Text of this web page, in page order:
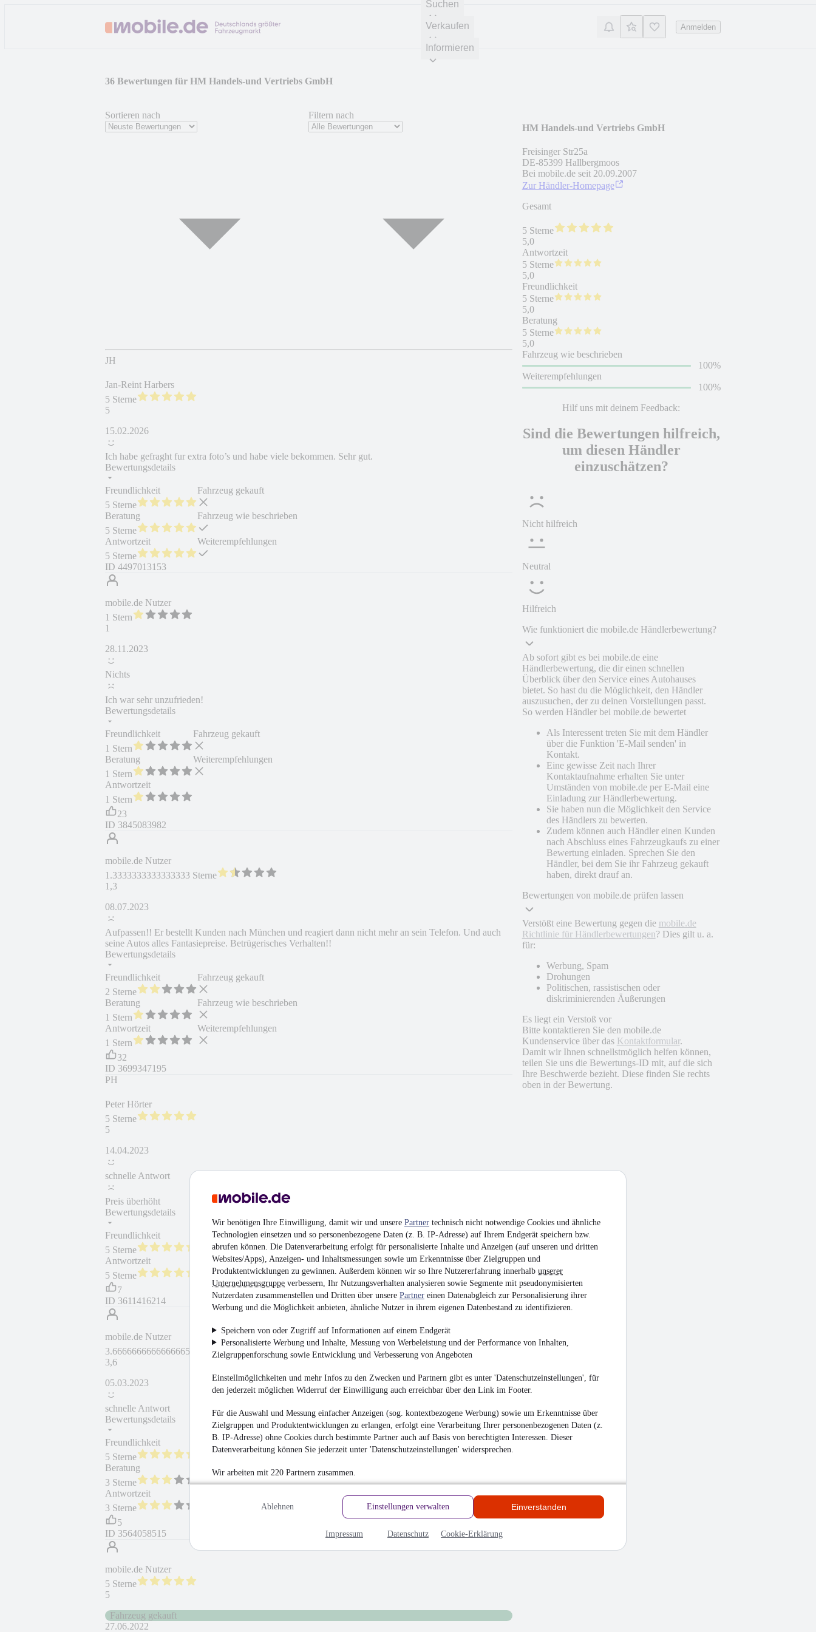
Wir benötigen Ihre Einwilligung, damit wir und unsere Partner technisch nicht notwendige Cookies und ähnliche
Technologien einsetzen und so personenbezogene Daten (z. B. IP-Adresse) auf Ihrem Endgerät speichern bzw.
abrufen können. Die Datenverarbeitung erfolgt für personalisierte Inhalte und Anzeigen (auf unseren und dritten
Websites/Apps), Anzeigen- und Inhaltsmessungen sowie um Erkenntnisse über Zielgruppen und
Produktentwicklungen zu gewinnen. Außerdem können wir so Ihre Nutzererfahrung innerhalb unserer
Unternehmensgruppe verbessern, Ihr Nutzungsverhalten analysieren sowie Segmente mit pseudonymisierten
Nutzerdaten zusammenstellen und Dritten über unsere Partner einen Datenabgleich zur Personalisierung ihrer
Werbung und die Möglichkeit anbieten, ähnliche Nutzer in ihrem eigenen Datenbestand zu identifizieren.
Speichern von oder Zugriff auf Informationen auf einem Endgerät
Personalisierte Werbung und Inhalte, Messung von Werbeleistung und der Performance von Inhalten,
Zielgruppenforschung sowie Entwicklung und Verbesserung von Angeboten
Einstellmöglichkeiten und mehr Infos zu den Zwecken und Partnern gibt es unter 'Datenschutzeinstellungen', für
den jederzeit möglichen Widerruf der Einwilligung auch erreichbar über den Link im Footer.
Für die Auswahl und Messung einfacher Anzeigen (sog. kontextbezogene Werbung) sowie um Erkenntnisse über
Zielgruppen und Produktentwicklungen zu erlangen, erfolgt eine Verarbeitung Ihrer personenbezogenen Daten (z.
B. IP-Adresse) ohne Cookies durch bestimmte Partner auch auf Basis von berechtigten Interessen. Dieser
Datenverarbeitung können Sie jederzeit unter 'Datenschutzeinstellungen' widersprechen.
Wir arbeiten mit 220 Partnern zusammen.
Ablehnen Einstellungen verwalten Einverstanden
Impressum Datenschutz Cookie-Erklärung
Suchen
Verkaufen
Informieren
Anmelden
36 Bewertungen für HM Handels-und Vertriebs GmbH
Sortieren nach Filtern nach
JH
Jan-Reint Harbers
5 Sterne
5
15.02.2026
Ich habe gefraght fur extra foto’s und habe viele bekommen. Sehr gut.
Bewertungsdetails
Freundlichkeit
5 Sterne
Beratung
5 Sterne
Antwortzeit
5 Sterne
Fahrzeug gekauft
Fahrzeug wie beschrieben
Weiterempfehlungen
ID 4497013153
mobile.de Nutzer
1 Stern
1
28.11.2023
Nichts
Ich war sehr unzufrieden!
Bewertungsdetails
Freundlichkeit
1 Stern
Beratung
1 Stern
Antwortzeit
1 Stern
Fahrzeug gekauft
Weiterempfehlungen
23
ID 3845083982
mobile.de Nutzer
1.3333333333333333 Sterne
1,3
08.07.2023
Aufpassen!! Er bestellt Kunden nach München und reagiert dann nicht mehr an sein Telefon. Und auch
seine Autos alles Fantasiepreise. Betrügerisches Verhalten!!
Bewertungsdetails
Freundlichkeit
2 Sterne
Beratung
1 Stern
Antwortzeit
1 Stern
Fahrzeug gekauft
Fahrzeug wie beschrieben
Weiterempfehlungen
32
ID 3699347195
PH
Peter Hörter
5 Sterne
5
14.04.2023
schnelle Antwort
Preis überhöht
Bewertungsdetails
Freundlichkeit
5 Sterne
Antwortzeit
5 Sterne
Fahrzeug gekauft
7
ID 3611416214
mobile.de Nutzer
3.6666666666666665 Sterne
3,6
05.03.2023
schnelle Antwort
Bewertungsdetails
Freundlichkeit
5 Sterne
Beratung
3 Sterne
Antwortzeit
3 Sterne
Fahrzeug gekauft
5
ID 3564058515
mobile.de Nutzer
5 Sterne
5
Fahrzeug gekauft
27.06.2022
HM Handels-und Vertriebs GmbH
Freisinger Str25a
DE-85399 Hallbergmoos
Bei mobile.de seit 20.09.2007
Zur Händler-Homepage
Gesamt
5 Sterne
5,0
Antwortzeit
5 Sterne
5,0
Freundlichkeit
5 Sterne
5,0
Beratung
5 Sterne
5,0
Fahrzeug wie beschrieben
100%
Weiterempfehlungen
100%
Hilf uns mit deinem Feedback:
Sind die Bewertungen hilfreich,
um diesen Händler
einzuschätzen?
Nicht hilfreich
Neutral
Hilfreich
Wie funktioniert die mobile.de Händlerbewertung?
Ab sofort gibt es bei mobile.de eine
Händlerbewertung, die dir einen schnellen
Überblick über den Service eines Autohauses
bietet. So hast du die Möglichkeit, den Händler
auszusuchen, der zu deinen Vorstellungen passt.
So werden Händler bei mobile.de bewertet
Als Interessent treten Sie mit dem Händler
über die Funktion 'E-Mail senden' in
Kontakt.
Eine gewisse Zeit nach Ihrer
Kontaktaufnahme erhalten Sie unter
Umständen von mobile.de per E-Mail eine
Einladung zur Händlerbewertung.
Sie haben nun die Möglichkeit den Service
des Händlers zu bewerten.
Zudem können auch Händler einen Kunden
nach Abschluss eines Fahrzeugkaufs zu einer
Bewertung einladen. Sprechen Sie den
Händler, bei dem Sie ihr Fahrzeug gekauft
haben, direkt drauf an.
Bewertungen von mobile.de prüfen lassen
Verstößt eine Bewertung gegen die mobile.de
Richtlinie für Händlerbewertungen? Dies gilt u. a.
für:
Werbung, Spam
Drohungen
Politischen, rassistischen oder
diskriminierenden Äußerungen
Es liegt ein Verstoß vor
Bitte kontaktieren Sie den mobile.de
Kundenservice über das Kontaktformular.
Damit wir Ihnen schnellstmöglich helfen können,
teilen Sie uns die Bewertungs-ID mit, auf die sich
Ihre Beschwerde bezieht. Diese finden Sie rechts
oben in der Bewertung.